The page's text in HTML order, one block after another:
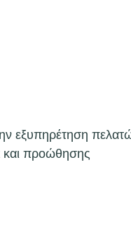
εξυπηρέτηση
και προώθησης